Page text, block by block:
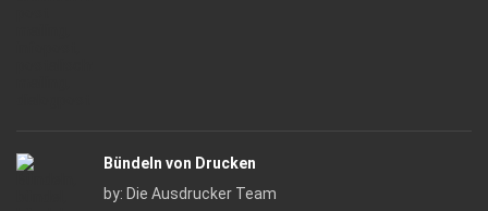
Bündeln von Drucken
by: Die Ausdrucker Team